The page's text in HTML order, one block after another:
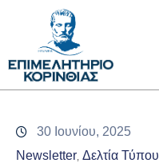
Επιμελητήριο
Υπηρεσίες
30 Ιουνίου, 2025
Newsletter Δελτία Τύπου